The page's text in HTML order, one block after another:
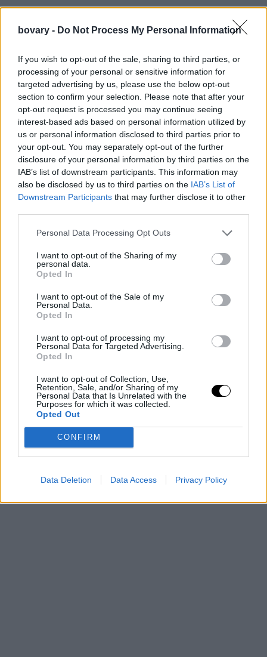
bovary - Do Not Process My Personal Information
If you wish to opt-out of the sale, sharing to third parties, or
processing of your personal or sensitive information for
targeted advertising by us, please use the below opt-out
section to confirm your selection. Please note that after your
opt-out request is processed you may continue seeing
interest-based ads based on personal information utilized by
us or personal information disclosed to third parties prior to
your opt-out. You may separately opt-out of the further
disclosure of your personal information by third parties on the
IAB’s list of downstream participants. This information may
also be disclosed by us to third parties on the IAB’s List of
Downstream Participants that may further disclose it to other
Personal Data Processing Opt Outs
I want to opt-out of the Sharing of my
personal data.
Opted In
I want to opt-out of the Sale of my
Personal Data.
Opted In
I want to opt-out of processing my
Personal Data for Targeted Advertising.
Opted In
I want to opt-out of Collection, Use,
Retention, Sale, and/or Sharing of my
Personal Data that Is Unrelated with the
Purposes for which it was collected.
Opted Out
CONFIRM
Data Deletion Data Access Privacy Policy
Tα κόκκινα μποτάκια (red ankle boots), λοιπόν, δημιουργούν
τον απόλυτο στιλιστικό συνδυασμό αυτή τη στιγμή.
Είναι επιβλητικά και γι'αυτό μας αρέσουν. Αν η μόδα επιτάσσει
ντύσιμο με κομμάτια που μπορούν να υποστηρίξουν
εμφανίσεις από το πρωί μέχρι το βράδυ, τότε τα κόκκινα ankle
boots είναι μια ασφαλής επιλογή.
A post shared by Shirley Warner-Beulah (@melangefash) on Oct
A post shared by Leila Emine Lundsten (@l3minel)
on Jan 15,
2017 at 5:20am PST
2017 at 11:55am PST
A post shared by InFashion Global (@infashion_global)
31, 2017 at 12:13am PST
A post shared by Kamila Krenz (@creative_part_of_camila)